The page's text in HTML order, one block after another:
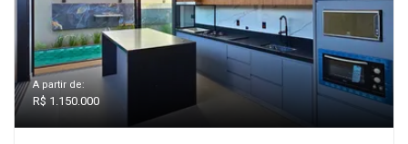
A partir de:
R$ 1.150.000